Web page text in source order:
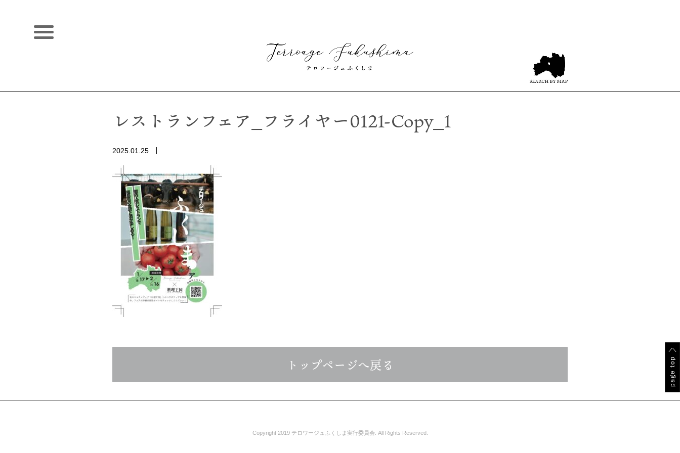
レストランフェア_フライヤー0121-Copy_1
2025.01.25
トップページへ戻る
Copyright 2019 テロワージュふくしま実行委員会. All Rights Reserved.